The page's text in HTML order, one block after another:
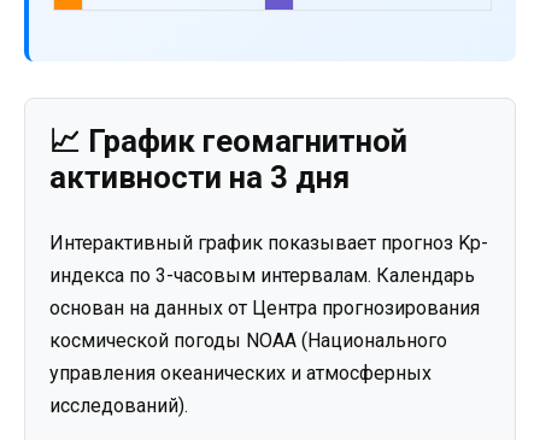
📈 График геомагнитной
активности на 3 дня
Интерактивный график показывает прогноз Kp-
индекса по 3-часовым интервалам. Календарь
основан на данных от Центра прогнозирования
космической погоды NOAA (Национального
управления океанических и атмосферных
исследований).